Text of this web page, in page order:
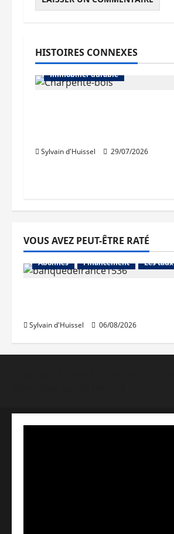
HISTOIRES CONNEXES
Immobilier durable
Sylvain d'Huissel 29/07/2026
VOUS AVEZ PEUT-ÊTRE RATÉ
Abonnés Financement Les taux
Sylvain d'Huissel 06/08/2026